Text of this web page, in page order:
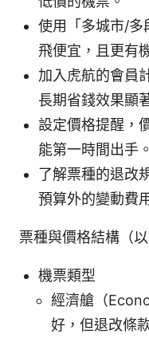
使用「多城市/多
飛便宜，且更有
加入虎航的會員
長期省錢效果顯
設定價格提醒，
能第一時間出手。
了解票種的退改
預算外的變動費
票種與價格結構（
機票類型
經濟艙（
好，但退改條